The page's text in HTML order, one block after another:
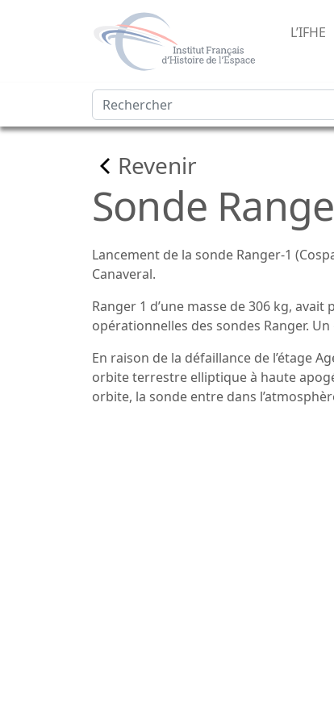
L’IFHE
Revenir
Sonde
Lancement de la sonde Ranger-1
Canaveral.
Ranger 1 d’une masse de 306 kg,
opérationnelles des sondes Ranger.
En raison de la défaillance de l’étage
orbite terrestre elliptique à haute
orbite, la sonde entre dans